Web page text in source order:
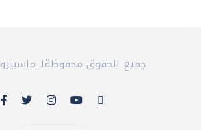
© 2026 جميع الحقوق محفوظةلـ ماسبيرو